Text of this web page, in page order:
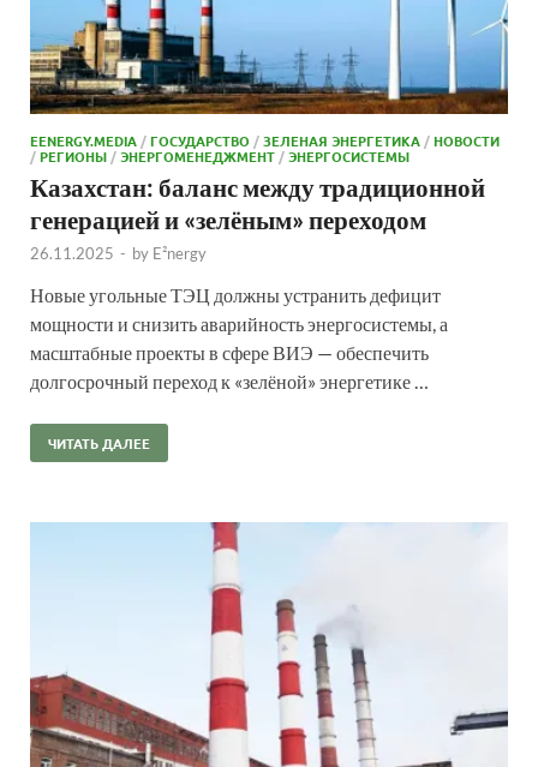
EENERGY.MEDIA /ГОСУДАРСТВО /ЗЕЛЕНАЯ ЭНЕРГЕТИКА /НОВОСТИ
/РЕГИОНЫ /ЭНЕРГОМЕНЕДЖМЕНТ /ЭНЕРГОСИСТЕМЫ
Казахстан: баланс между традиционной
генерацией и «зелёным» переходом
26.11.2025 - by E²nergy
Новые угольные ТЭЦ должны устранить дефицит
мощности и снизить аварийность энергосистемы, а
масштабные проекты в сфере ВИЭ — обеспечить
долгосрочный переход к «зелёной» энергетике …
ЧИТАТЬ ДАЛЕЕ